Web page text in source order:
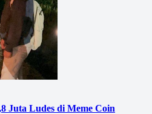
Juta Ludes di Meme Coin